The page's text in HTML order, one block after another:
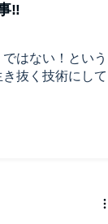
はない！という
抜く技術にして
‼️